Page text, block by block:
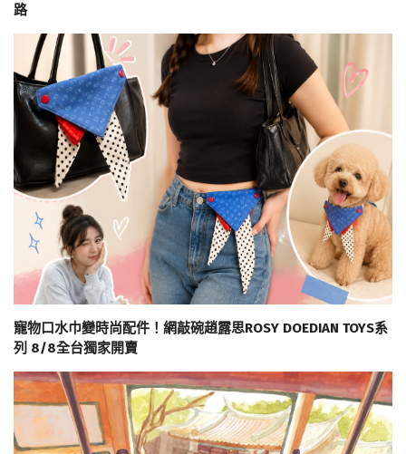
路
寵物口水巾變時尚配件！網敲碗趙露思ROSY DOEDIAN TOYS系
列 8/8全台獨家開賣